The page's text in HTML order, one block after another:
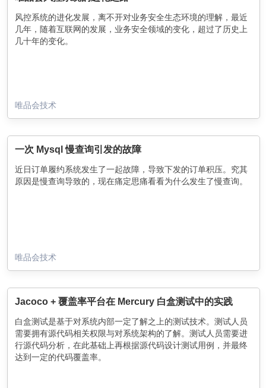
风控系统的进化发展，离不开对业务安全生态环境的理解，最近
几年，随着互联网的发展，业务安全领域的变化，超过了历史上
几十年的变化。
唯品会技术
一次 Mysql 慢查询引发的故障
近日订单履约系统发生了一起故障，导致下发的订单积压。究其
原因是慢查询导致的，现在痛定思痛看看为什么发生了慢查询。
唯品会技术
Jacoco + 覆盖率平台在 Mercury 白盒测试中的实践
白盒测试是基于对系统内部一定了解之上的测试技术。测试人员
需要拥有源代码相关权限与对系统架构的了解。测试人员需要进
行源代码分析，在此基础上再根据源代码设计测试用例，并最终
达到一定的代码覆盖率。